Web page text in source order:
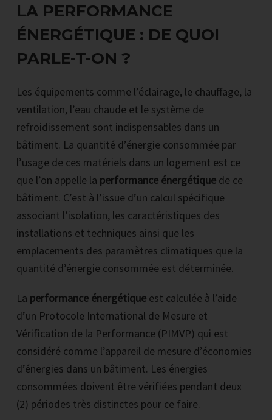
LA PERFORMANCE
ÉNERGÉTIQUE : DE QUOI
PARLE-T-ON ?
Les équipements comme l’éclairage, le chauffage, la
ventilation, l’eau chaude et le système de
refroidissement sont indispensables dans un
bâtiment. La quantité d’énergie consommée par
l’usage de ces matériels dans un logement est ce
que l’on appelle la performance énergétique de ce
bâtiment. C’est à l’issue d’un calcul spécifique
associant l’isolation, les caractéristiques des
installations et techniques ainsi que les
emplacements des paramètres climatiques que la
quantité d’énergie consommée est déterminée.
La performance énergétique est calculée à l’aide
d’un Protocole International de Mesure et
Vérification de la Performance (PIMVP) qui est
considéré comme l’appareil de mesure d’économies
d’énergies dans un bâtiment. Les énergies
consommées doivent être vérifiées pendant deux
(2) périodes très distinctes pour ce faire.